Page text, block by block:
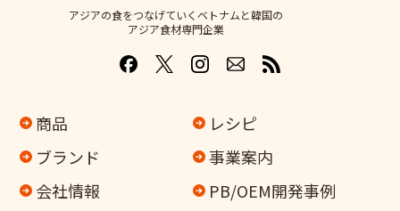
アジアの食をつなげていくベトナムと韓国の
アジア食材専門企業
商品
レシピ
ブランド
事業案内
会社情報
PB/OEM開発事例